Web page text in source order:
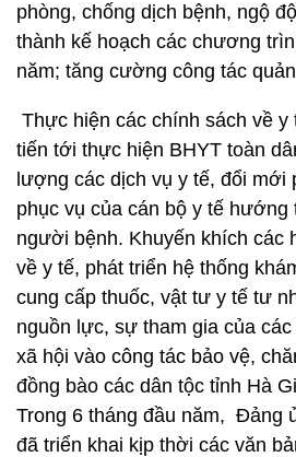
phòng, chống dịch bệnh, ngộ
thành kế hoạch các chương
năm; tăng cường công tác
Thực hiện các chính sách về
tiến tới thực hiện BHYT toàn
lượng các dịch vụ y tế, đổi mới
phục vụ của cán bộ y tế
người bệnh. Khuyến khích các
về y tế, phát triển hệ thống
cung cấp thuốc, vật tư y tế tư
nguồn lực, sự tham gia của
xã hội vào công tác bảo vệ,
đồng bào các dân tộc tỉnh Hà
Trong 6 tháng đầu năm, Đảng
đã triển khai kịp thời các văn